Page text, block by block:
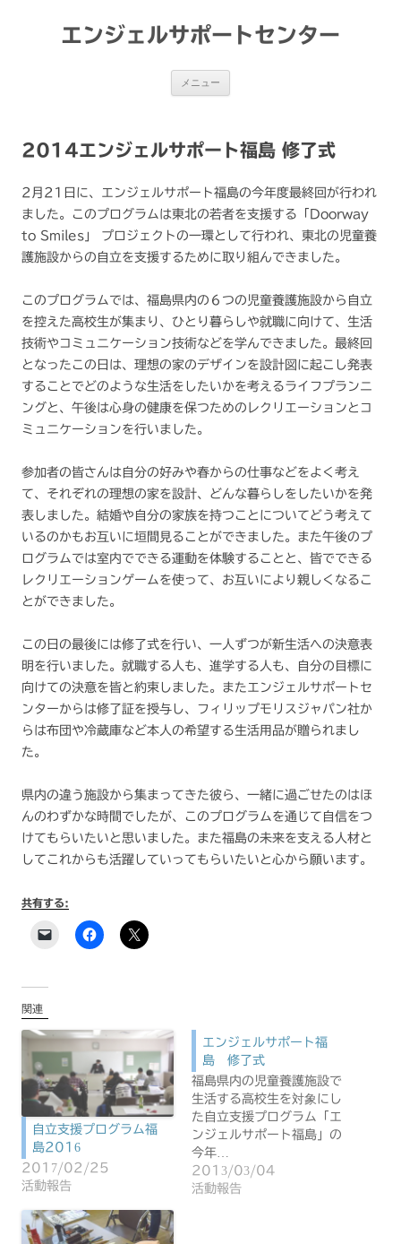
エンジェルサポートセンター
メニュー
2014エンジェルサポート福島 修了式
2月21日に、エンジェルサポート福島の今年度最終回が行われ
ました。このプログラムは東北の若者を支援する「Doorway
to Smiles」 プロジェクトの一環として行われ、東北の児童養
護施設からの自立を支援するために取り組んできました。
このプログラムでは、福島県内の６つの児童養護施設から自立
を控えた高校生が集まり、ひとり暮らしや就職に向けて、生活
技術やコミュニケーション技術などを学んできました。最終回
となったこの日は、理想の家のデザインを設計図に起こし発表
することでどのような生活をしたいかを考えるライフプランニ
ングと、午後は心身の健康を保つためのレクリエーションとコ
ミュニケーションを行いました。
参加者の皆さんは自分の好みや春からの仕事などをよく考え
て、それぞれの理想の家を設計、どんな暮らしをしたいかを発
表しました。結婚や自分の家族を持つことについてどう考えて
いるのかもお互いに垣間見ることができました。また午後のプ
ログラムでは室内でできる運動を体験することと、皆でできる
レクリエーションゲームを使って、お互いにより親しくなるこ
とができました。
この日の最後には修了式を行い、一人ずつが新生活への決意表
明を行いました。就職する人も、進学する人も、自分の目標に
向けての決意を皆と約束しました。またエンジェルサポートセ
ンターからは修了証を授与し、フィリップモリスジャパン社か
らは布団や冷蔵庫など本人の希望する生活用品が贈られまし
た。
県内の違う施設から集まってきた彼ら、一緒に過ごせたのはほ
んのわずかな時間でしたが、このプログラムを通じて自信をつ
けてもらいたいと思いました。また福島の未来を支える人材と
してこれからも活躍していってもらいたいと心から願います。
共有する:
関連
自立支援プログラム福
島2016
2017/02/25
活動報告
エンジェルサポート福
島 修了式
福島県内の児童養護施設で
生活する高校生を対象にし
た自立支援プログラム「エ
ンジェルサポート福島」の
今年…
2013/03/04
活動報告